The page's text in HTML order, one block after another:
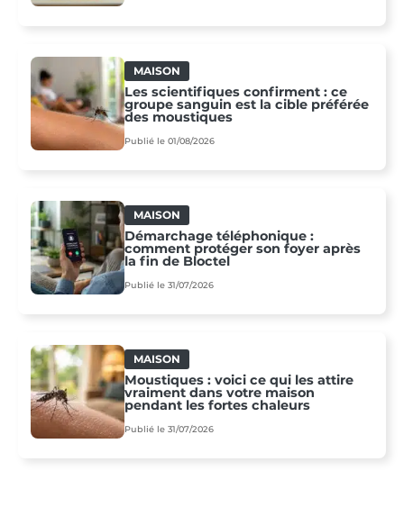
MAISON
Les scientifiques confirment : ce
groupe sanguin est la cible préférée
des moustiques
Publié le 01/08/2026
MAISON
Démarchage téléphonique :
comment protéger son foyer après
la fin de Bloctel
Publié le 31/07/2026
MAISON
Moustiques : voici ce qui les attire
vraiment dans votre maison
pendant les fortes chaleurs
Publié le 31/07/2026